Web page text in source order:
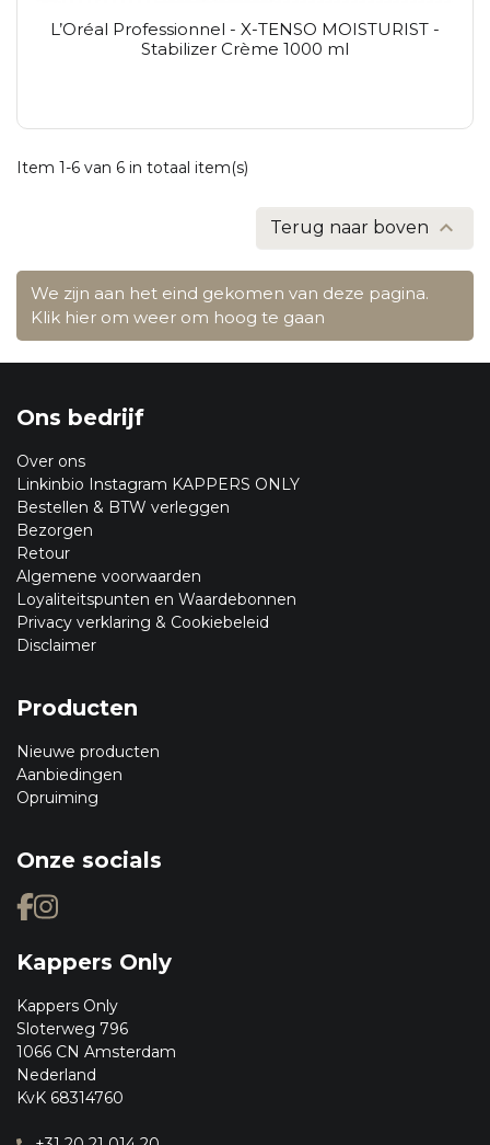
L’Oréal Professionnel - X-TENSO MOISTURIST -
Stabilizer Crème 1000 ml
Item 1-6 van 6 in totaal item(s)
Terug naar boven 
We zijn aan het eind gekomen van deze pagina.
Klik hier om weer om hoog te gaan
Ons bedrijf
Over ons
Linkinbio Instagram KAPPERS ONLY
Bestellen & BTW verleggen
Bezorgen
Retour
Algemene voorwaarden
Loyaliteitspunten en Waardebonnen
Privacy verklaring & Cookiebeleid
Disclaimer
Producten
Nieuwe producten
Aanbiedingen
Opruiming
Onze socials
Kappers Only
Kappers Only
Sloterweg 796
1066 CN Amsterdam
Nederland
KvK 68314760